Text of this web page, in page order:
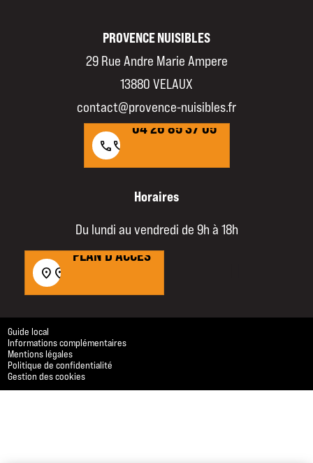
PROVENCE NUISIBLES
29 Rue Andre Marie Ampere
13880 VELAUX
contact@provence-nuisibles.fr
callcall
04 26 85 37 05
04 26 85 37 05
Horaires
Du lundi au vendredi de 9h à 18h
location_on location_on
PLAN D'ACCÈS
PLAN D'ACCÈS
Guide local
Informations complémentaires
Mentions légales
Politique de confidentialité
Gestion des cookies